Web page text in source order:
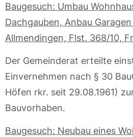
Baugesuch: Umbau
Dachgauben, Anbau
Allmendingen, Flst. 368/10,
Der Gemeinderat erteilte
Einvernehmen nach § 30
Höfen rkr. seit 29.08.1961)
Bauvorhaben.
Baugesuch: Neubau eines